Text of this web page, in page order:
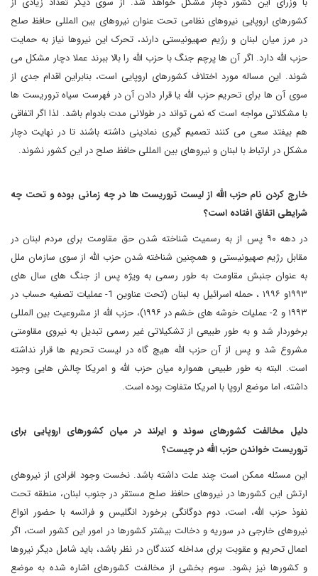
کشورهای اروپایی نیروهای نظامی تحت عنوان نیروهای بین المللی حافظ صلح
در مرز میان لبنان و رژیم صهیونیستی دارند، تحرک این نیروها نیاز به حمایت
حزب الله دارد. اگر آن ها پرچم جنگ با حزب الله را بالا ببرند عملا دچار مشکل می
شوند. این مساله مورد اختلاف کشورهای اروپایی است، بنابراین اقدام جدی از
سوی آن ها برای تحریم حزب الله یا قرار دادن آن در فهرست سیاه تروریست ها
با مشکلاتی مواجه است که نمی تواند در طولانی مدت بادوام باشد. لذا اگر اتفاقی
هم بیفتد سعی می کنند تصمیم گیری نمادینی داشته باشند تا در نهایت دچار
مشکل در ارتباط با لبنان و نیروهای بین المللی حافظ صلح در این کشور نشوند.
خارج کردن نام حزب الله از لیست تروریست ها در چه زمانی بوده و تحت چه
شرایطی اتفاق افتاده است؟
در دهه ۹۰ پس از به رسمیت شناخته شدن حق مقاومت برای مردم لبنان در
مقابل رژیم صهیونیستی و همچنین شناخته شدن حزب الله از سوی سازمان ملل
به عنوان جنبش مقاومت به طور رسمی به ویژه پس از جنگ های سال های
۱۹۹۳و ۱۹۹۶ ، حمله اسرائیل به لبنان (تحت عناوین 1- عملیات تصفیه حساب در
۱۹۹۳ و 2- عملیات خوشه های خشم در ۱۹۹۶)، حزب الله از مشروعیت بین المللی
برخوردار شد و به طور طبیعی از تشکیلاتی غیر رسمی تبدیل به نیروی مقاومتی
مشروع شد و پس از آن حزب الله هیچ گاه در لیست تحریم ها قرار نداشته
است. البته به طور طبیعی همواره میان حزب الله و امریکا چالش هایی وجود
داشته، اما موضع اروپا با امریکا متفاوت بوده است.
دلیل مخالفت کشورهای سوئد و ایرلند در میان کشورهای اروپایی برای
تروریست خواندن حزب الله در چیست؟
این مسئله ممکن است چند علت داشته باشد. نخست وجود افرادی از نیروهای
ارتش این کشورها در نیروهای حافظ صلح مستقر در جنوب لبنان، منطقه تحت
نفوذ حزب الله، است، دوم دوگانگی برخورد انگلیس و فرانسه با حضور انواع
نیروهای خارجی در سوریه و دخالت بیشتر کشورها در امور این کشور است، اگر
اعمال تحریم و عقوبت برای مداخله کنندگان در نظر باشد، باید شامل دیگر نیروها
و کشورها نیز بشود. سوم بخشی از مخالفت کشورهای اشاره شده به موضع